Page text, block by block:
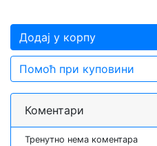
Додај у корпу
Помоћ при куповини
Коментари
Тренутно нема коментара